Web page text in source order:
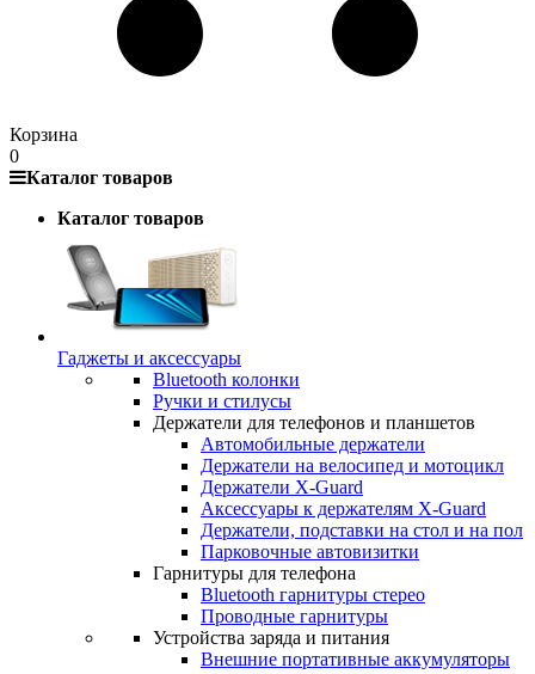
Корзина
0
Каталог товаров
Каталог товаров
Гаджеты и аксессуары
Bluetooth колонки
Ручки и стилусы
Держатели для телефонов и планшетов
Автомобильные держатели
Держатели на велосипед и мотоцикл
Держатели X-Guard
Аксессуары к держателям X-Guard
Держатели, подставки на стол и на пол
Парковочные автовизитки
Гарнитуры для телефона
Bluetooth гарнитуры стерео
Проводные гарнитуры
Устройства заряда и питания
Внешние портативные аккумуляторы